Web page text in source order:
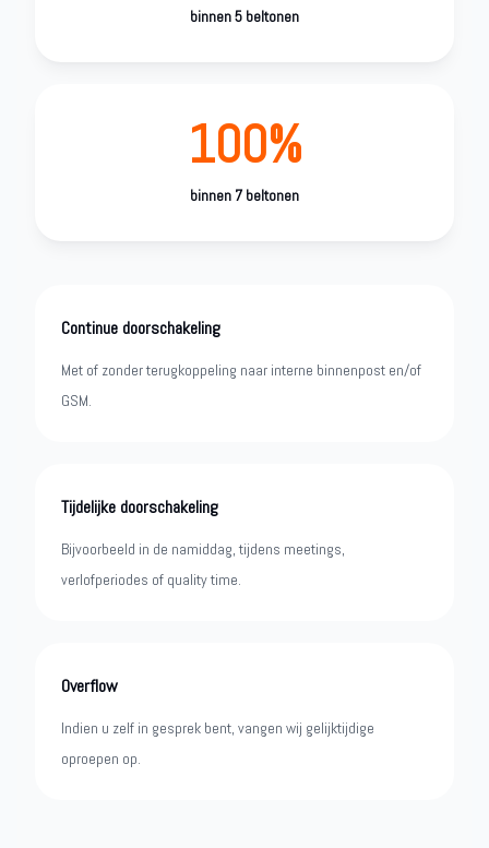
binnen 5 beltonen
100%
binnen 7 beltonen
Continue doorschakeling
Met of zonder terugkoppeling naar interne binnenpost en/of
GSM.
Tijdelijke doorschakeling
Bijvoorbeeld in de namiddag, tijdens meetings,
verlofperiodes of quality time.
Overflow
Indien u zelf in gesprek bent, vangen wij gelijktijdige
oproepen op.